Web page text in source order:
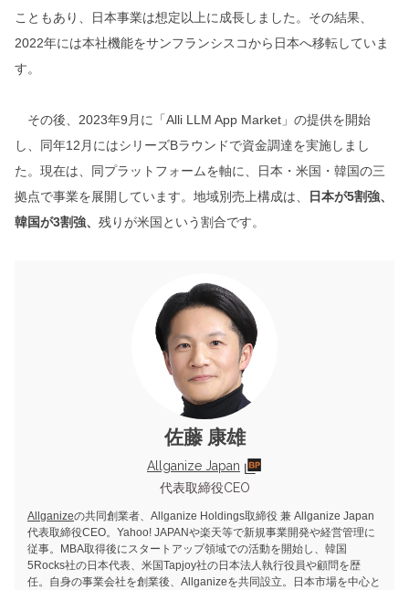
こともあり、日本事業は想定以上に成長しました。その結果、
2022年には本社機能をサンフランシスコから日本へ移転していま
す。
その後、2023年9月に「Alli LLM App Market」の提供を開始
し、同年12月にはシリーズBラウンドで資金調達を実施しまし
た。現在は、同プラットフォームを軸に、日本・米国・韓国の三
拠点で事業を展開しています。地域別売上構成は、
日本が5割強、
韓国が3割強、 残りが米国という割合です。
佐藤 康雄
Allganize Japan
代表取締役CEO
Allganizeの共同創業者、Allganize Holdings取締役 兼 Allganize Japan
代表取締役CEO。Yahoo! JAPANや楽天等で新規事業開発や経営管理に
従事。MBA取得後にスタートアップ領域での活動を開始し、韓国
5Rocks社の日本代表、米国Tapjoy社の日本法人執行役員や顧問を歴
任。自身の事業会社を創業後、Allganizeを共同設立。日本市場を中心と